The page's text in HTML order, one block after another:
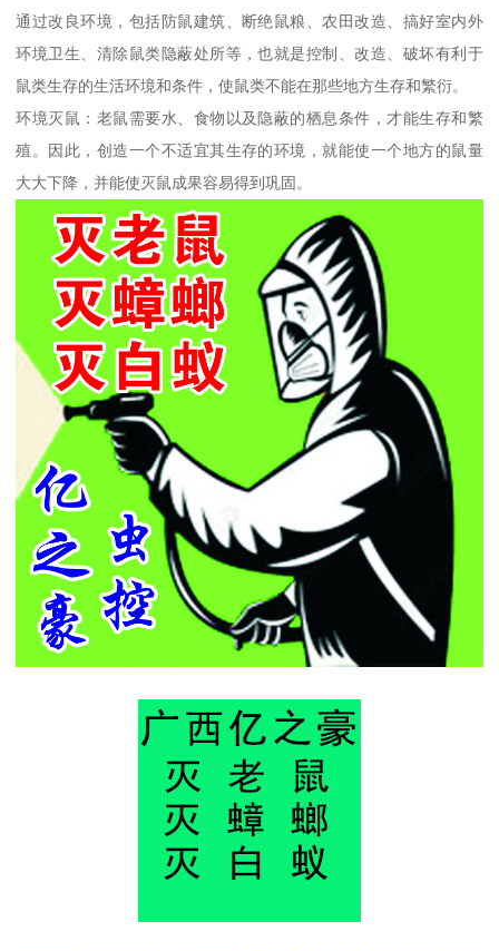
通过改良环境，包括防鼠建筑、断绝鼠粮、农田改造、搞好室内外
环境卫生、清除鼠类隐蔽处所等，也就是控制、改造、破坏有利于
鼠类生存的生活环境和条件，使鼠类不能在那些地方生存和繁衍。
环境灭鼠：老鼠需要水、食物以及隐蔽的栖息条件，才能生存和繁
殖。因此，创造一个不适宜其生存的环境，就能使一个地方的鼠量
大大下降，并能使灭鼠成果容易得到巩固。